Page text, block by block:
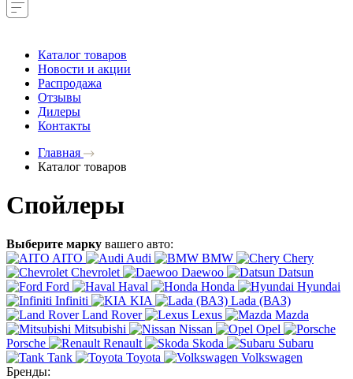
Каталог товаров
Новости и акции
Распродажа
Отзывы
Дилеры
Контакты
Главная
Каталог товаров
Спойлеры
Выберите марку вашего авто:
AITO
Audi BMW
Chery
Chevrolet
Daewoo
Datsun
Ford
Haval Honda
Hyundai
Infiniti
KIA
Lada (ВАЗ)
Land Rover
Lexus
Mazda
Mitsubishi
Nissan
Opel
Porsche
Renault Skoda
Subaru
Tank
Toyota
Volkswagen
Бренды: